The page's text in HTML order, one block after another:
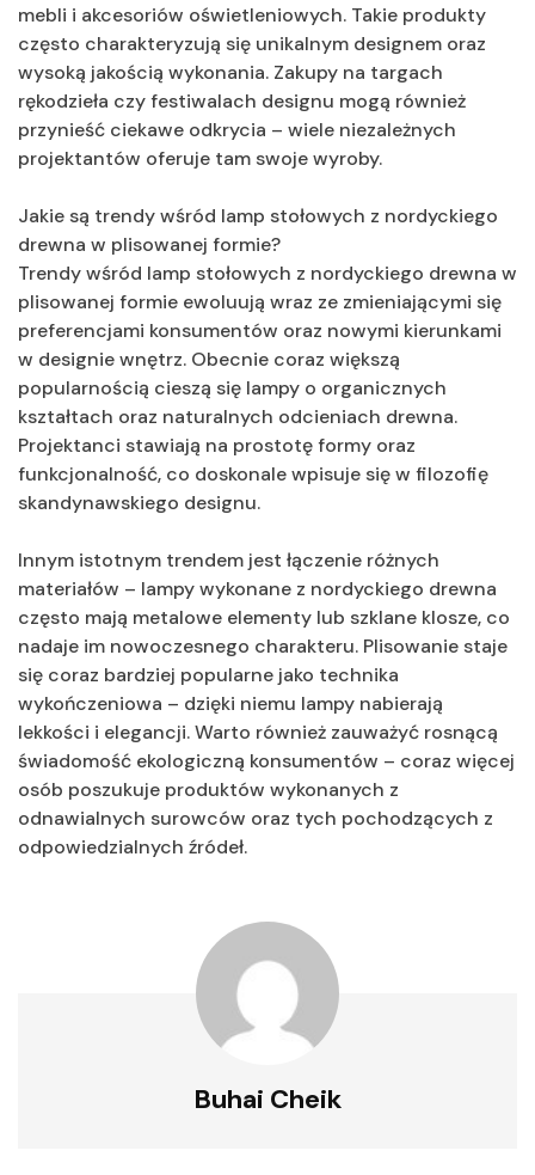
mebli i akcesoriów oświetleniowych. Takie produkty
często charakteryzują się unikalnym designem oraz
wysoką jakością wykonania. Zakupy na targach
rękodzieła czy festiwalach designu mogą również
przynieść ciekawe odkrycia – wiele niezależnych
projektantów oferuje tam swoje wyroby.
Jakie są trendy wśród lamp stołowych z nordyckiego
drewna w plisowanej formie?
Trendy wśród lamp stołowych z nordyckiego drewna w
plisowanej formie ewoluują wraz ze zmieniającymi się
preferencjami konsumentów oraz nowymi kierunkami
w designie wnętrz. Obecnie coraz większą
popularnością cieszą się lampy o organicznych
kształtach oraz naturalnych odcieniach drewna.
Projektanci stawiają na prostotę formy oraz
funkcjonalność, co doskonale wpisuje się w filozofię
skandynawskiego designu.
Innym istotnym trendem jest łączenie różnych
materiałów – lampy wykonane z nordyckiego drewna
często mają metalowe elementy lub szklane klosze, co
nadaje im nowoczesnego charakteru. Plisowanie staje
się coraz bardziej popularne jako technika
wykończeniowa – dzięki niemu lampy nabierają
lekkości i elegancji. Warto również zauważyć rosnącą
świadomość ekologiczną konsumentów – coraz więcej
osób poszukuje produktów wykonanych z
odnawialnych surowców oraz tych pochodzących z
odpowiedzialnych źródeł.
Buhai Cheik